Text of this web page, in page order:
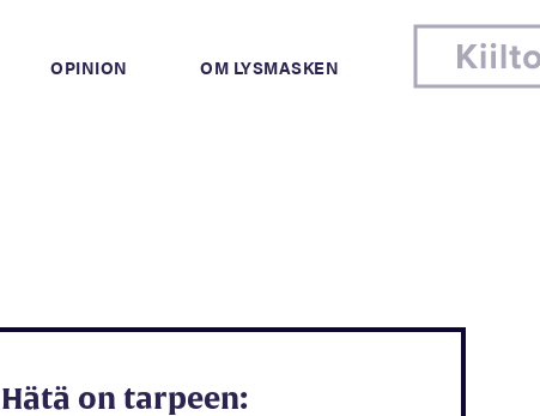
OPINION OM LYSMASKEN
Hätä on tarpeen: